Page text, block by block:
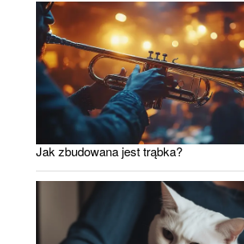
Jak zbudowana jest trąbka?